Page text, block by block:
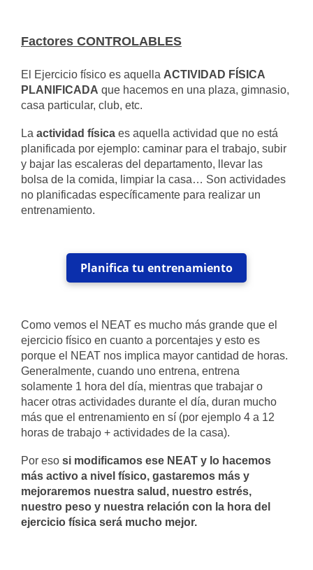
Factores CONTROLABLES
El Ejercicio físico es aquella ACTIVIDAD FÍSICA
PLANIFICADA que hacemos en una plaza, gimnasio,
casa particular, club, etc.
La actividad física es aquella actividad que no está
planificada por ejemplo: caminar para el trabajo, subir
y bajar las escaleras del departamento, llevar las
bolsa de la comida, limpiar la casa… Son actividades
no planificadas específicamente para realizar un
entrenamiento.
Planifica tu entrenamiento
Como vemos el NEAT es mucho más grande que el
ejercicio físico en cuanto a porcentajes y esto es
porque el NEAT nos implica mayor cantidad de horas.
Generalmente, cuando uno entrena, entrena
solamente 1 hora del día, mientras que trabajar o
hacer otras actividades durante el día, duran mucho
más que el entrenamiento en sí (por ejemplo 4 a 12
horas de trabajo + actividades de la casa).
Por eso si modificamos ese NEAT y lo hacemos
más activo a nivel físico, gastaremos más y
mejoraremos nuestra salud, nuestro estrés,
nuestro peso y nuestra relación con la hora del
ejercicio física será mucho mejor.